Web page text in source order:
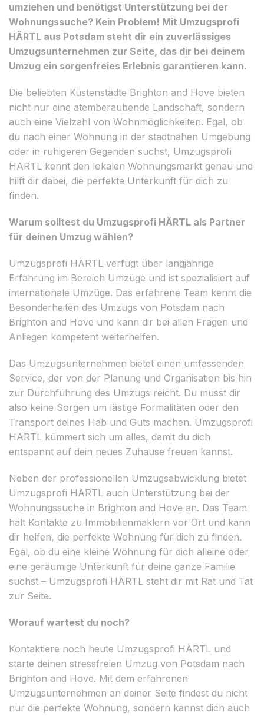
umziehen und benötigst Unterstützung bei der
Wohnungssuche? Kein Problem! Mit Umzugsprofi
HÄRTL aus Potsdam steht dir ein zuverlässiges
Umzugsunternehmen zur Seite, das dir bei deinem
Umzug ein sorgenfreies Erlebnis garantieren kann.
Die beliebten Küstenstädte Brighton and Hove bieten
nicht nur eine atemberaubende Landschaft, sondern
auch eine Vielzahl von Wohnmöglichkeiten. Egal, ob
du nach einer Wohnung in der stadtnahen Umgebung
oder in ruhigeren Gegenden suchst, Umzugsprofi
HÄRTL kennt den lokalen Wohnungsmarkt genau und
hilft dir dabei, die perfekte Unterkunft für dich zu
finden.
Warum solltest du Umzugsprofi HÄRTL als Partner
für deinen Umzug wählen?
Umzugsprofi HÄRTL verfügt über langjährige
Erfahrung im Bereich Umzüge und ist spezialisiert auf
internationale Umzüge. Das erfahrene Team kennt die
Besonderheiten des Umzugs von Potsdam nach
Brighton and Hove und kann dir bei allen Fragen und
Anliegen kompetent weiterhelfen.
Das Umzugsunternehmen bietet einen umfassenden
Service, der von der Planung und Organisation bis hin
zur Durchführung des Umzugs reicht. Du musst dir
also keine Sorgen um lästige Formalitäten oder den
Transport deines Hab und Guts machen. Umzugsprofi
HÄRTL kümmert sich um alles, damit du dich
entspannt auf dein neues Zuhause freuen kannst.
Neben der professionellen Umzugsabwicklung bietet
Umzugsprofi HÄRTL auch Unterstützung bei der
Wohnungssuche in Brighton and Hove an. Das Team
hält Kontakte zu Immobilienmaklern vor Ort und kann
dir helfen, die perfekte Wohnung für dich zu finden.
Egal, ob du eine kleine Wohnung für dich alleine oder
eine geräumige Unterkunft für deine ganze Familie
suchst – Umzugsprofi HÄRTL steht dir mit Rat und Tat
zur Seite.
Worauf wartest du noch?
Kontaktiere noch heute Umzugsprofi HÄRTL und
starte deinen stressfreien Umzug von Potsdam nach
Brighton and Hove. Mit dem erfahrenen
Umzugsunternehmen an deiner Seite findest du nicht
nur die perfekte Wohnung, sondern kannst dich auch